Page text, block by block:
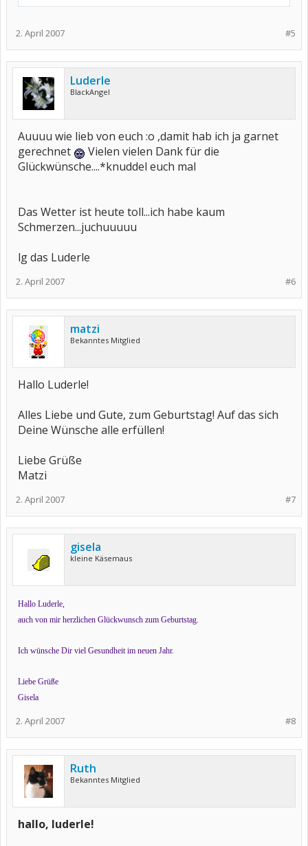
#5
2. April 2007
Luderle
BlackAngel
Auuuu wie lieb von euch :o ,damit hab ich ja garnet
gerechnet
Vielen vielen Dank für die
Glückwünsche....*knuddel euch mal
Das Wetter ist heute toll...ich habe kaum
Schmerzen...juchuuuuu
lg das Luderle
#6
2. April 2007
matzi
Bekanntes Mitglied
Hallo Luderle!
Alles Liebe und Gute, zum Geburtstag! Auf das sich
Deine Wünsche alle erfüllen!
Liebe Grüße
Matzi
#7
2. April 2007
gisela
kleine Käsemaus
Hallo Luderle,
auch von mir herzlichen Glückwunsch zum Geburtstag.
Ich wünsche Dir viel Gesundheit im neuen Jahr.
Liebe Grüße
Gisela
#8
2. April 2007
Ruth
Bekanntes Mitglied
hallo, luderle!